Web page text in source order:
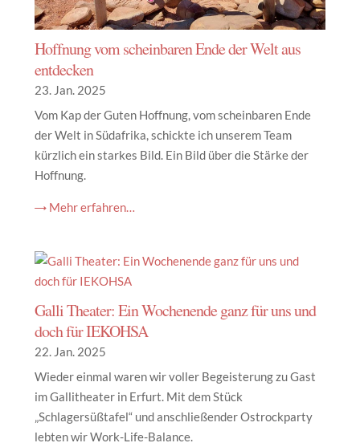
Hoffnung vom scheinbaren Ende der Welt aus
entdecken
23. Jan. 2025
Vom Kap der Guten Hoffnung, vom scheinbaren Ende
der Welt in Südafrika, schickte ich unserem Team
kürzlich ein starkes Bild. Ein Bild über die Stärke der
Hoffnung.
→ Mehr erfahren…
Galli Theater: Ein Wochenende ganz für uns und
doch für IEKOHSA
22. Jan. 2025
Wieder einmal waren wir voller Begeisterung zu Gast
im Gallitheater in Erfurt. Mit dem Stück
„Schlagersüßtafel“ und anschließender Ostrockparty
lebten wir Work-Life-Balance.